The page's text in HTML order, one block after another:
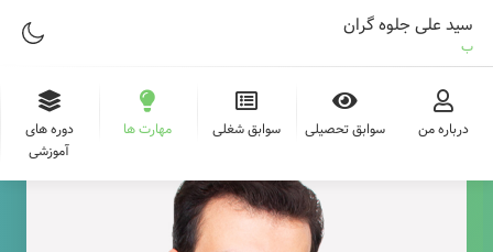
سید علی جلوه گران
بازاریاب
درباره من سوابق تحصیلی سوابق شغلی مهارت ها
دوره های
آموزشی